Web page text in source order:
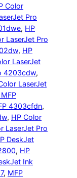
Color
Pro
, HP
LaserJet Pro
, HP
LaserJet
4203cdw
LaserJet
4303cfdn
, HP Color
LaserJet Pro
DeskJet
, HP
Ink
, MFP